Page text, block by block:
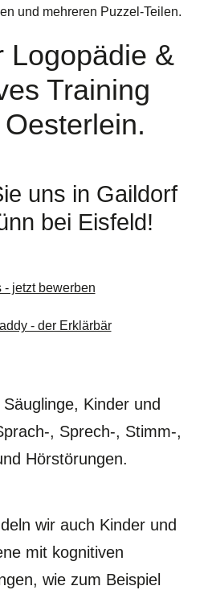
Logopädie &
Training
uns in Gaildorf
bei Eisfeld!
Kinder und
, Sprech-, Stimm-,
Hörstörungen.
wir auch Kinder und
mit kognitiven
wie zum Beispiel